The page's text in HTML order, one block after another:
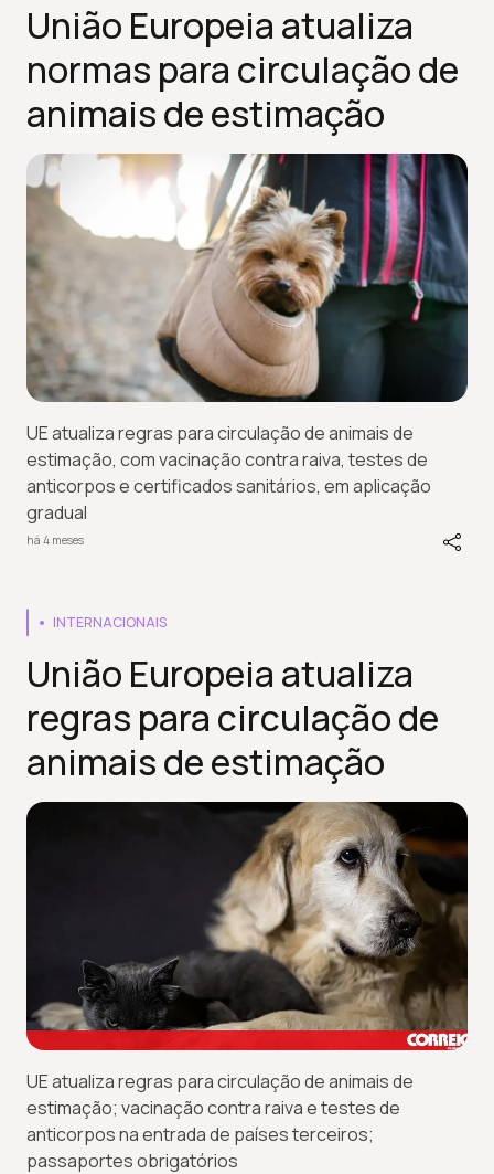
União Europeia atualiza
normas para circulação de
animais de estimação
UE atualiza regras para circulação de animais de
estimação, com vacinação contra raiva, testes de
anticorpos e certificados sanitários, em aplicação
gradual
há 4 meses
INTERNACIONAIS
União Europeia atualiza
regras para circulação de
animais de estimação
UE atualiza regras para circulação de animais de
estimação; vacinação contra raiva e testes de
anticorpos na entrada de países terceiros;
passaportes obrigatórios